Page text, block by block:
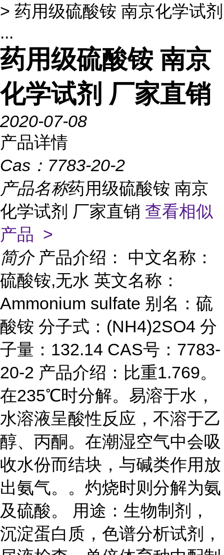
> 药用级硫酸铵 南京化学试剂
...
药用级硫酸铵 南京
化学试剂 厂家直销
2020-07-08
产品详情
Cas： 7783-20-2
产品名称药用级硫酸铵 南京
化学试剂 厂家直销 查看相似
产品 >
简介 产品介绍： 中文名称：
硫酸铵,无水 英文名称：
Ammonium sulfate 别名：硫
酸铵 分子式：(NH4)2SO4 分
子量：132.14 CAS号：7783-
20-2 产品介绍：比重1.769。
在235℃时分解。易溶于水，
水溶液呈酸性反应，不溶于乙
醇、丙酮。在潮湿空气中会吸
收水份而结块，与碱类作用放
出氨气。。灼烧时则分解为氨
及硫酸。 用途：生物制剂，
沉淀蛋白质，色谱分析试剂，